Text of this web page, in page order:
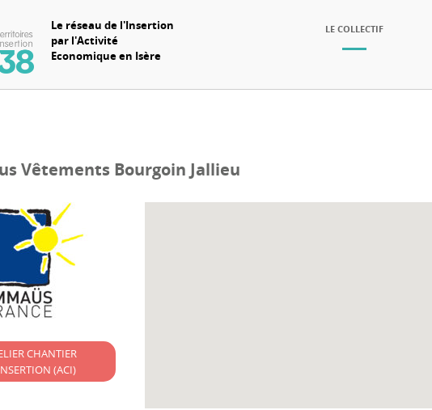
Le réseau de l'Insertion
par l'Activité
Economique en Isère
LE COLLECTIF
Vêtements Bourgoin Jallieu
CHANTIER
(ACI)